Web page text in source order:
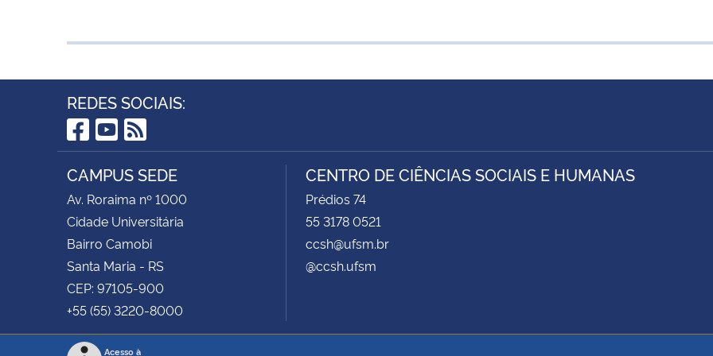
REDES SOCIAIS:
Facebook
YouTube
RSS
CAMPUS SEDE
Av. Roraima nº 1000
Cidade Universitária
Bairro Camobi
Santa Maria - RS
CEP: 97105-900
+55 (55) 3220-8000
CENTRO DE CIÊNCIAS SOCIAIS E HUMANAS
Prédios 74
55 3178 0521
ccsh@ufsm.br
@ccsh.ufsm
Acesso à